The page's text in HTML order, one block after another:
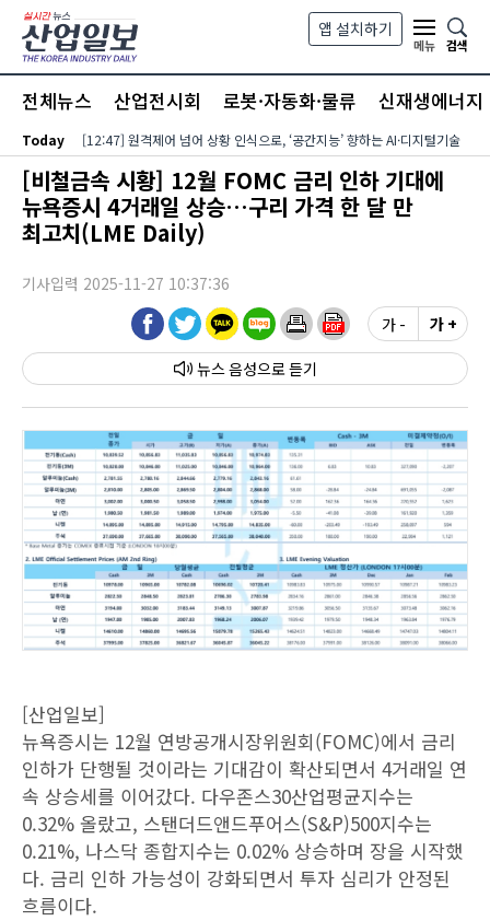
본문 바로가기
앱 설치하기
메뉴
검색
전체뉴스 산업전시회 로봇·자동화·물류 신재생에너지
Today [12:47] 원격제어 넘어 상황 인식으로, ‘공간지능’ 향하는 AI·디지털기술
[비철금속 시황] 12월 FOMC 금리 인하 기대에
뉴욕증시 4거래일 상승…구리 가격 한 달 만
최고치(LME Daily)
기사입력 2025-11-27 10:37:36
뉴스 음성
가 - 가 +
[산업일보]
뉴욕증시는 12월 연방공개시장위원회(FOMC)에서 금리
인하가 단행될 것이라는 기대감이 확산되면서 4거래일 연
속 상승세를 이어갔다. 다우존스30산업평균지수는
0.32% 올랐고, 스탠더드앤드푸어스(S&P)500지수는
0.21%, 나스닥 종합지수는 0.02% 상승하며 장을 시작했
다. 금리 인하 가능성이 강화되면서 투자 심리가 안정된
흐름이다.